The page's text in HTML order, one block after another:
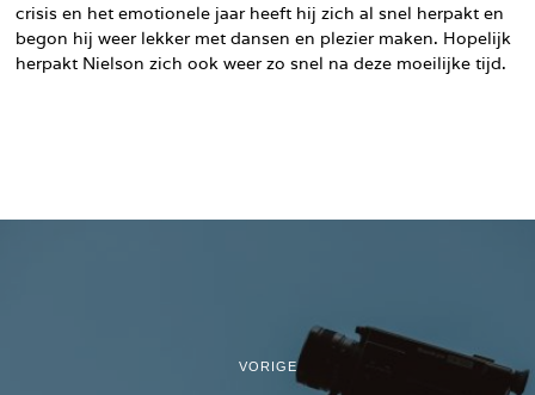
crisis en het emotionele jaar heeft hij zich al snel herpakt en
begon hij weer lekker met dansen en plezier maken. Hopelijk
herpakt Nielson zich ook weer zo snel na deze moeilijke tijd.
VORIGE